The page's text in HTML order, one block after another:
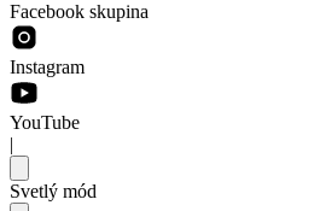
Facebook skupina
Instagram
YouTube
|
Svetlý mód